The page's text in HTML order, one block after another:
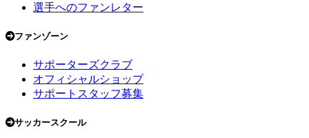
選手へのファンレター
ファンゾーン
サポーターズクラブ
オフィシャルショップ
サポートスタッフ募集
サッカースクール